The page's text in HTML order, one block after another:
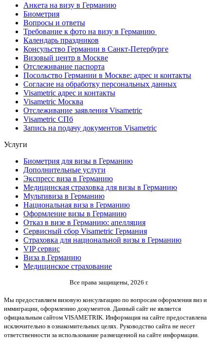
Анкета на визу в Германию
Биометрия
Вопросы и ответы
Требование к фото на визу в Германию
Календарь праздников
Консульство Германии в Санкт-Петербурге
Визовый центр в Москве
Отслеживание паспорта
Посольство Германии в Москве: адрес и контакты
Согласие на обработку персональных данных
Visametric адрес и контакты
Visametric Москва
Отслеживание заявления Visametric
Visametric СПб
Запись на подачу документов Visametric
Услуги
Биометрия для визы в Германию
Дополнительные услуги
Экспресс виза в Германию
Медицинская страховка для визы в Германию
Мультивиза в Германию
Национальная виза в Германию
Оформление визы в Германию
Отказ в визе в Германию: апелляция
Сервисный сбор Visametric Германия
Страховка для национальной визы в Германию
VIP сервис
Виза в Германию
Медицинское страхование
Все права защищены, 2026 г.
Мы предоставляем визовую консультацию по вопросам оформления виз и
иммиграции, оформлению документов. Данный сайт не является
официальным сайтом VISAMETRIK. Информация на сайте предоставлена
исключительно в ознакомительных целях. Руководство сайта не несет
ответственности за использование размещенной на сайте информации.